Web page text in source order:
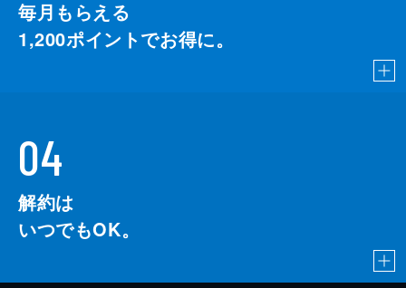
毎月もらえる
1,200ポイントでお得に。
04
解約は
いつでもOK。